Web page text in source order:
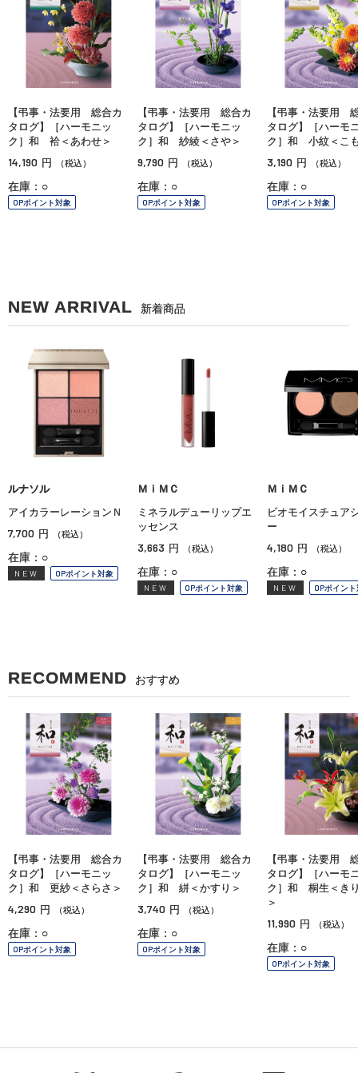
【弔事・法要用 総合カ
タログ】［ハーモニッ
ク］和 袷＜あわせ＞
14,190 円 （税込）
在庫：○
OPポイント対象
【弔事・法要用 総合カ
タログ】［ハーモニッ
ク］和 紗綾＜さや＞
9,790 円 （税込）
在庫：○
OPポイント対象
【弔事・法要用
タログ】［ハーモ
ク］和 小紋＜こ
3,190 円 （税込）
在庫：○
OPポイント対象
NEW ARRIVAL 新着商品
ルナソル
アイカラーレーションＮ
7,700 円 （税込）
在庫：○
NEW OPポイント対象
ＭｉＭＣ
ミネラルデューリップエ
ッセンス
3,663 円 （税込）
在庫：○
NEW OPポイント対象
ＭｉＭＣ
ビオモイスチュア
ー
4,180 円 （税込）
在庫：○
NEW OPポイン
RECOMMEND おすすめ
【弔事・法要用 総合カ
タログ】［ハーモニッ
ク］和 更紗＜さらさ＞
4,290 円 （税込）
在庫：○
OPポイント対象
【弔事・法要用 総合カ
タログ】［ハーモニッ
ク］和 絣＜かすり＞
3,740 円 （税込）
在庫：○
OPポイント対象
【弔事・法要用
タログ】［ハーモ
ク］和 桐生＜き
＞
11,990 円 （税込）
在庫：○
OPポイント対象